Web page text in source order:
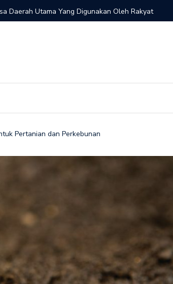
Daerah Utama Yang Digunakan Oleh Rakyat
Pertanian dan Perkebunan